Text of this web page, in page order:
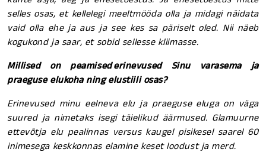
selles osas, et kellelegi meeltmööda olla ja midagi näidata
vaid olla ehe ja aus ja see kes sa päriselt oled. Nii näeb
kogukond ja saar, et sobid sellesse kliimasse.
Millised on peamised erinevused Sinu varasema ja
praeguse elukoha ning elustiili osas?
Erinevused minu eelneva elu ja praeguse eluga on väga
suured ja nimetaks isegi täielikud äärmused. Glamuurne
ettevõtja elu pealinnas versus kaugel pisikesel saarel 60
inimesega keskkonnas elamine keset loodust ja merd.